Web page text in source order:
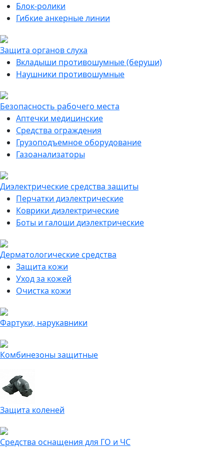
Блок-ролики
Гибкие анкерные линии
Защита органов слуха
Вкладыши противошумные (беруши)
Наушники противошумные
Безопасность рабочего места
Аптечки медицинские
Средства ограждения
Грузоподъемное оборудование
Газоанализаторы
Диэлектрические средства защиты
Перчатки диэлектрические
Коврики диэлектрические
Боты и галоши диэлектрические
Дерматологические средства
Защита кожи
Уход за кожей
Очистка кожи
Фартуки, нарукавники
Комбинезоны защитные
Защита коленей
Средства оснащения для ГО и ЧС